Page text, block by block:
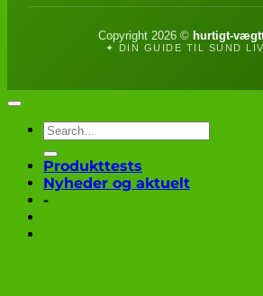
Copyright 2026 © hurtigt-
✦ DIN GUIDE TIL SUND
Produkttests
Nyheder og aktuelt
-